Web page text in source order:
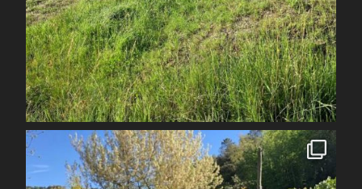
Juil 7
spcoccanoekayakduloup